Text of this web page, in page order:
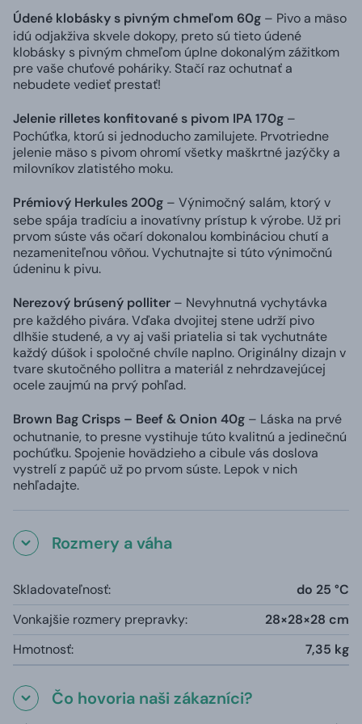
Údené klobásky s pivným chmeľom 60g – Pivo a mäso
idú odjakživa skvele dokopy, preto sú tieto údené
klobásky s pivným chmeľom úplne dokonalým zážitkom
pre vaše chuťové poháriky. Stačí raz ochutnať a
nebudete vedieť prestať!
Jelenie rilletes konfitované s pivom IPA 170g –
Pochúťka, ktorú si jednoducho zamilujete. Prvotriedne
jelenie mäso s pivom ohromí všetky maškrtné jazýčky a
milovníkov zlatistého moku.
Prémiový Herkules 200g – Výnimočný salám, ktorý v
sebe spája tradíciu a inovatívny prístup k výrobe. Už pri
prvom súste vás očarí dokonalou kombináciou chutí a
nezameniteľnou vôňou. Vychutnajte si túto výnimočnú
údeninu k pivu.
Nerezový brúsený polliter – Nevyhnutná vychytávka
pre každého pivára. Vďaka dvojitej stene udrží pivo
dlhšie studené, a vy aj vaši priatelia si tak vychutnáte
každý dúšok i spoločné chvíle naplno. Originálny dizajn v
tvare skutočného pollitra a materiál z nehrdzavejúcej
ocele zaujmú na prvý pohľad.
Brown Bag Crisps – Beef & Onion 40g – Láska na prvé
ochutnanie, to presne vystihuje túto kvalitnú a jedinečnú
pochúťku. Spojenie hovädzieho a cibule vás doslova
vystrelí z papúč už po prvom súste. Lepok v nich
nehľadajte.
Rozmery a váha
Skladovateľnosť:
do 25 °C
Vonkajšie rozmery prepravky:
28×28×28 cm
Hmotnosť:
7,35 kg
Čo hovoria naši zákazníci?